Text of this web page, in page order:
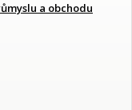
a obchodu